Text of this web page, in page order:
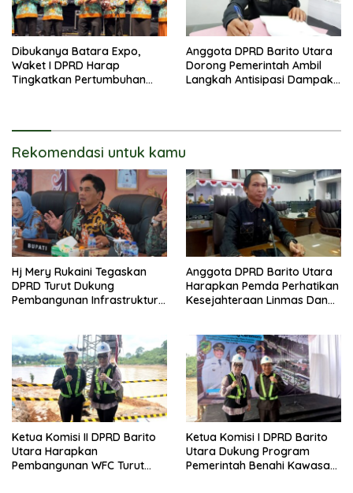
Dibukanya Batara Expo,
Waket I DPRD Harap
Tingkatkan Pertumbuhan
Anggota DPRD Barito Utara
Dorong Pemerintah Ambil
Langkah Antisipasi Dampak
Rekomendasi untuk kamu
Hj Mery Rukaini Tegaskan
DPRD Turut Dukung
Pembangunan Infrastruktur
Anggota DPRD Barito Utara
Harapkan Pemda Perhatikan
Kesejahteraan Linmas Dan
Ketua Komisi II DPRD Barito
Utara Harapkan
Pembangunan WFC Turut
Ketua Komisi I DPRD Barito
Utara Dukung Program
Pemerintah Benahi Kawasan